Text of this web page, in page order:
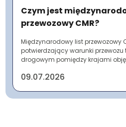
Czym jest
przewozowy CMR?
Międzynarodowy list przewozowy
potwierdzający warunki
drogowym pomiędzy krajami
09.07.2026